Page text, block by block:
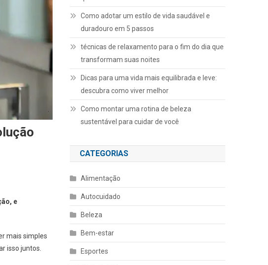
e
mais simples
isso juntos.
Como adotar um estilo de vida saudável e
duradouro em 5 passos
técnicas de relaxamento para o fim do dia que
transformam suas noites
Dicas para uma vida mais equilibrada e leve:
descubra como viver melhor
Como montar uma rotina de beleza
sustentável para cuidar de você
CATEGORIAS
Alimentação
Autocuidado
Beleza
Bem-estar
Esportes